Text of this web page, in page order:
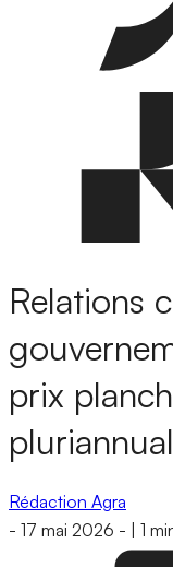
Relations
prix
Rédaction Agra
- 17 mai 2026 - 1